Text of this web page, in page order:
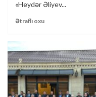
«Heydər Əliyev...
Ətraflı oxu